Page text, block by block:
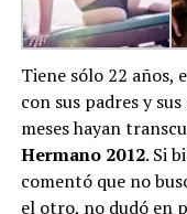
Tiene sólo 22 años,
con sus padres y
meses hayan
Hermano 2012. Si
comentó que no
el otro, no dudó en